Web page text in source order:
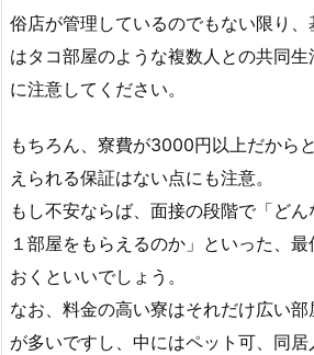
俗店が管理しているのでもない限り
はタコ部屋のような複数人との共同生
に注意してください。
もちろん、寮費が3000円以上だから
えられる保証はない点にも注意。
もし不安ならば、面接の段階で「ど
１部屋をもらえるのか」といった、
おくといいでしょう。
なお、料金の高い寮はそれだけ広い部
が多いですし、中にはペット可、同